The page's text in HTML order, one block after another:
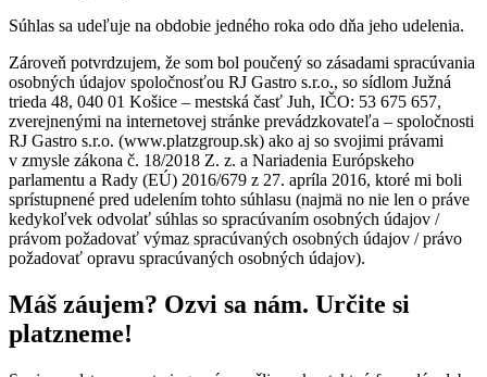
Súhlas sa udeľuje na obdobie jedného roka odo dňa jeho udelenia.
Zároveň potvrdzujem, že som bol poučený so zásadami spracúvania
osobných údajov spoločnosťou RJ Gastro s.r.o., so sídlom Južná
trieda 48, 040 01 Košice – mestská časť Juh, IČO: 53 675 657,
zverejnenými na internetovej stránke prevádzkovateľa – spoločnosti
RJ Gastro s.r.o. (www.platzgroup.sk) ako aj so svojimi právami
v zmysle zákona č. 18/2018 Z. z. a Nariadenia Európskeho
parlamentu a Rady (EÚ) 2016/679 z 27. apríla 2016, ktoré mi boli
sprístupnené pred udelením tohto súhlasu (najmä no nie len o práve
kedykoľvek odvolať súhlas so spracúvaním osobných údajov /
právom požadovať výmaz spracúvaných osobných údajov / právo
požadovať opravu spracúvaných osobných údajov).
Máš záujem? Ozvi sa nám. Určite si
platzneme!